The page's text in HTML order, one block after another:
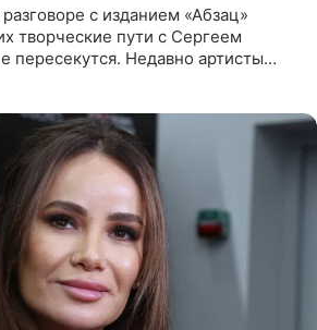
с изданием «Абзац»
творческие пути с Сергеем
Недавно артисты